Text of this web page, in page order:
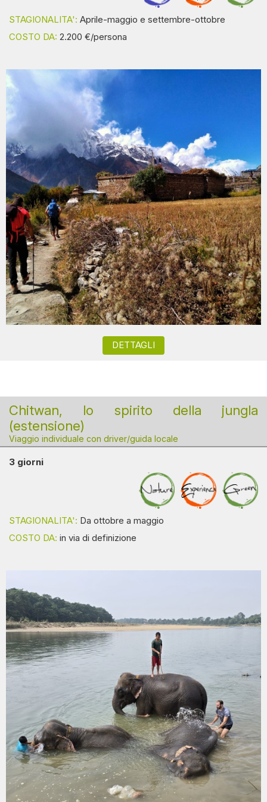
STAGIONALITA': Aprile-maggio e settembre-ottobre
COSTO DA: 2.200 €/persona
DETTAGLI
Chitwan, lo spirito della jungla
(estensione)
Viaggio individuale con driver/guida locale
3 giorni
STAGIONALITA': Da ottobre a maggio
COSTO DA: in via di definizione